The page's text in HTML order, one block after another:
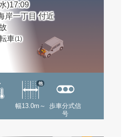
)17:09
岸一丁目 付近
車(1)
幅13.0m～
他
歩車分式信
号